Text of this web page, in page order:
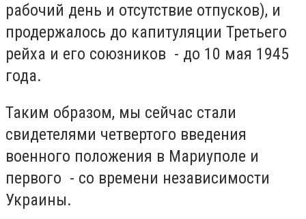
рабочий день и отсутствие отпусков), и
продержалось до капитуляции Третьего
рейха и его союзников - до 10 мая 1945
года.
Таким образом, мы сейчас стали
свидетелями четвертого введения
военного положения в Мариуполе и
первого - со времени независимости
Украины.